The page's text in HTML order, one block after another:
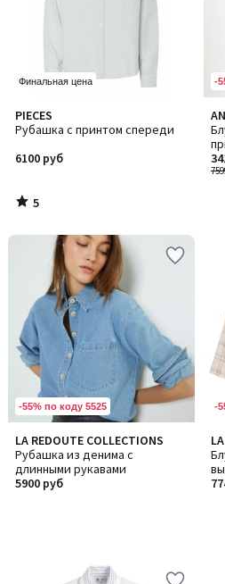
Финальная цена
PIECES
Рубашка с принтом спереди
6100 руб
5
/
5
/
-
-55% по коду 5525
LA REDOUTE COLLECTIONS
Рубашка из денима с
длинными рукавами
5900 руб
-